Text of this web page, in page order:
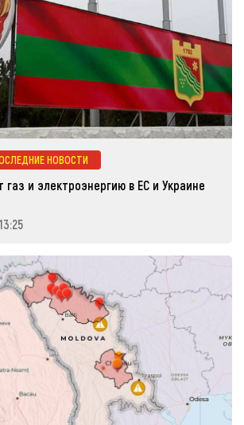
НОВОСТИ
газ и электроэнергию в ЕС и Украине